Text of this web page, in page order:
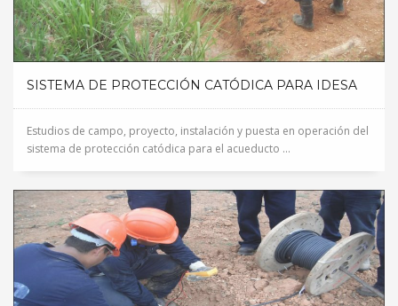
SISTEMA DE PROTECCIÓN CATÓDICA PARA IDESA
Estudios de campo, proyecto, instalación y puesta en operación del
sistema de protección catódica para el acueducto ...